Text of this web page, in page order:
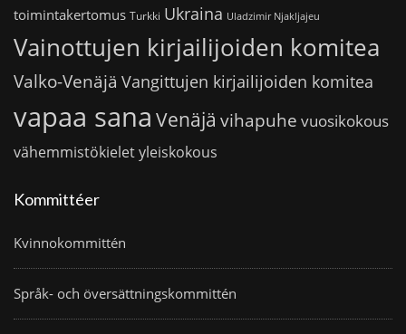
toimintakertomus Turkki Ukraina Uladzimir Njakljajeu
Vainottujen kirjailijoiden komitea
Valko-Venäjä Vangittujen kirjailijoiden komitea
vapaa sana Venäjä vihapuhe vuosikokous
vähemmistökieletyleiskokous
Kommittéer
Kvinnokommittén
Språk- och översättningskommittén